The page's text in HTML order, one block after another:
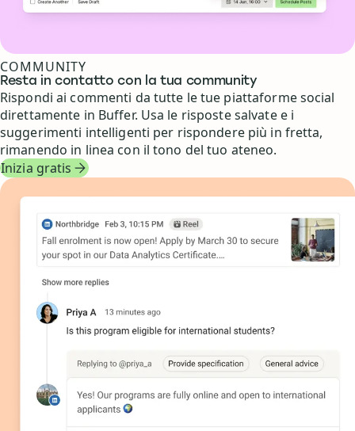
COMMUNITY
Resta in contatto con la tua community
Rispondi ai commenti da tutte le tue piattaforme social
direttamente in Buffer. Usa le risposte salvate e i
suggerimenti intelligenti per rispondere più in fretta,
rimanendo in linea con il tono del tuo ateneo.
Inizia gratis